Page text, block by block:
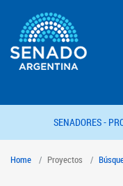
SENADORES -
Home Proyectos